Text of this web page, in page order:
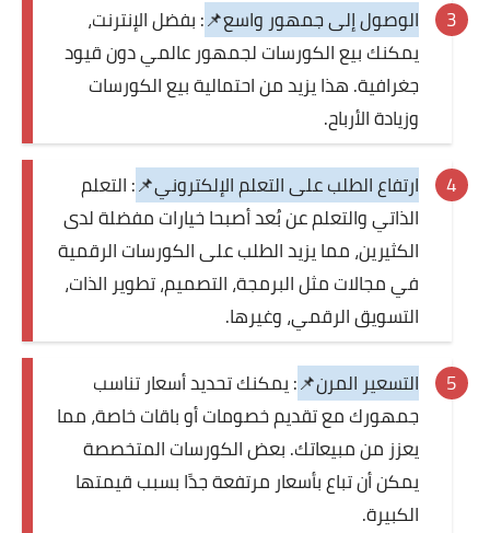
الوصول إلى جمهور واسع📌: بفضل الإنترنت،
يمكنك بيع الكورسات لجمهور عالمي دون قيود
جغرافية. هذا يزيد من احتمالية بيع الكورسات
وزيادة الأرباح.
ارتفاع الطلب على التعلم الإلكتروني📌: التعلم
الذاتي والتعلم عن بُعد أصبحا خيارات مفضلة لدى
الكثيرين، مما يزيد الطلب على الكورسات الرقمية
في مجالات مثل البرمجة، التصميم، تطوير الذات،
التسويق الرقمي، وغيرها.
التسعير المرن📌: يمكنك تحديد أسعار تناسب
جمهورك مع تقديم خصومات أو باقات خاصة، مما
يعزز من مبيعاتك. بعض الكورسات المتخصصة
يمكن أن تباع بأسعار مرتفعة جدًا بسبب قيمتها
الكبيرة.